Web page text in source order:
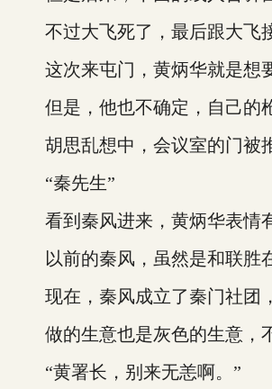
不过大飞死了，最后跟大飞接
这次来屯门，黄炳华就是想要
但是，他也不确定，自己的枪
胡思乱想中，会议室的门被推
“秦先生”
看到秦风进来，黄炳华表情有
以前的秦风，虽然是和联胜在
现在，秦风成立了秦门社团，
做的生意也是灰色的生意，不
“黄署长，别来无恙啊。”